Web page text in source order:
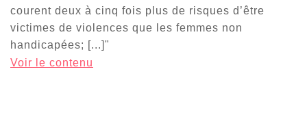
courent deux à cinq fois plus de risques d’être
victimes de violences que les femmes non
handicapées; [...]"
Voir le contenu